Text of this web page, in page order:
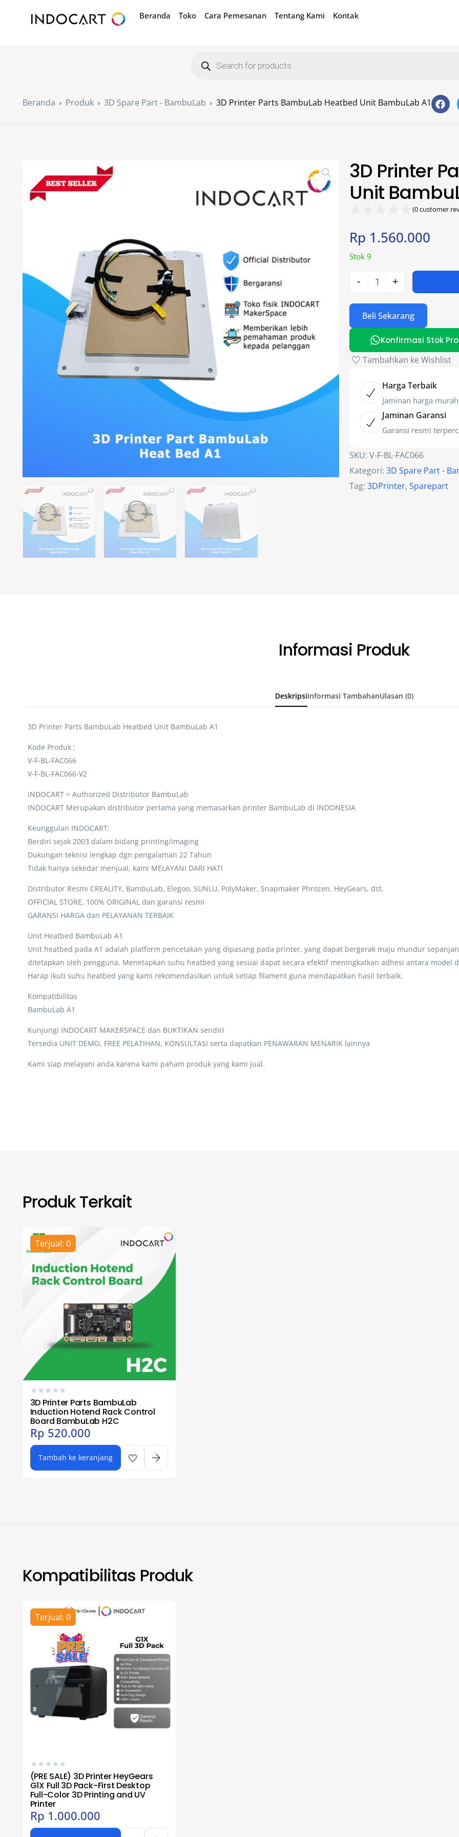
Beranda Toko Cara Pemesanan Tentang Kami Kontak
Beranda Produk 3D Spare Part - BambuLab 3D Printer Parts BambuLab Heatbed Unit BambuLab A1
3D Printer
Unit
(0customer
Rp 1.560.000
Stok 9
- +
Beli Sekarang
Konfirmasi Stok
Tambahkan ke Wishlist
Harga Terbaik
Jaminan harga murah
Jaminan Garansi
Garansi resmi
SKU: V-F-BL-FAC066
Kategori: 3D Spare Part -
Tag: 3DPrinter, Sparepart
Informasi Produk
DeskripsiInformasi TambahanUlasan (0)
3D Printer Parts BambuLab Heatbed Unit BambuLab A1
Kode Produk :
V-F-BL-FAC066
V-F-BL-FAC066-V2
INDOCART = Authorized Distributor BambuLab
INDOCART Merupakan distributor pertama yang memasarkan printer BambuLab di INDONESIA
Keunggulan INDOCART:
Berdiri sejak 2003 dalam bidang printing/imaging
Dukungan teknisi lengkap dgn pengalaman 22 Tahun
Tidak hanya sekedar menjual, kami MELAYANI DARI HATI
Distributor Resmi CREALITY, BambuLab, Elegoo, SUNLU, PolyMaker, Snapmaker Phrozen, HeyGears, dst.
OFFICIAL STORE, 100% ORIGINAL dan garansi resmi
GARANSI HARGA dan PELAYANAN TERBAIK
Unit Heatbed BambuLab A1
Unit heatbed pada A1 adalah platform pencetakan yang dipasang pada printer, yang dapat bergerak maju mundur
ditetapkan oleh pengguna. Menetapkan suhu heatbed yang sesuai dapat secara efektif meningkatkan adhesi antara
Harap ikuti suhu heatbed yang kami rekomendasikan untuk setiap filament guna mendapatkan hasil terbaik.
Kompatibilitas
BambuLab A1
Kunjungi INDOCART MAKERSPACE dan BUKTIKAN sendiri
Tersedia UNIT DEMO, FREE PELATIHAN, KONSULTASI serta dapatkan PENAWARAN MENARIK lainnya
Kami siap melayani anda karena kami paham produk yang kami jual.
Produk Terkait
Terjual: 0
★★★★★
3D Printer Parts BambuLab
Induction Hotend Rack Control
Board BambuLab H2C
Rp 520.000
Tambah ke keranjang
Kompatibilitas Produk
Terjual: 0
★★★★★
(PRE SALE) 3D Printer HeyGears
G1X Full 3D Pack-First Desktop
Full-Color 3D Printing and UV
Printer
Rp 1.000.000